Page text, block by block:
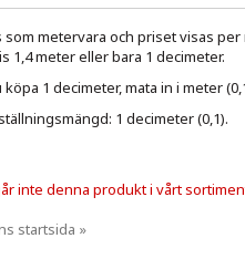
som metervara och priset visas
1,4 meter eller bara 1 decimeter.
1 decimeter, mata in i meter
1 decimeter (0,1).
inte denna produkt i vårt
startsida »